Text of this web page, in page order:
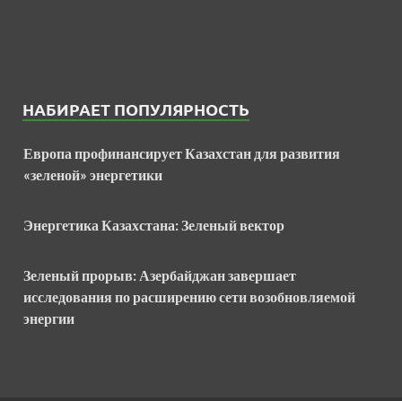
НАБИРАЕТ ПОПУЛЯРНОСТЬ
Европа профинансирует Казахстан для развития
«зеленой» энергетики
Энергетика Казахстана: Зеленый вектор
Зеленый прорыв: Азербайджан завершает
исследования по расширению сети возобновляемой
энергии